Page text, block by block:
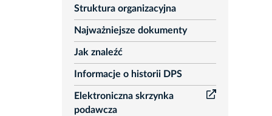
Struktura organizacyjna
Najważniejsze dokumenty
Jak znaleźć
Informacje o historii DPS
Elektroniczna skrzynka
podawcza